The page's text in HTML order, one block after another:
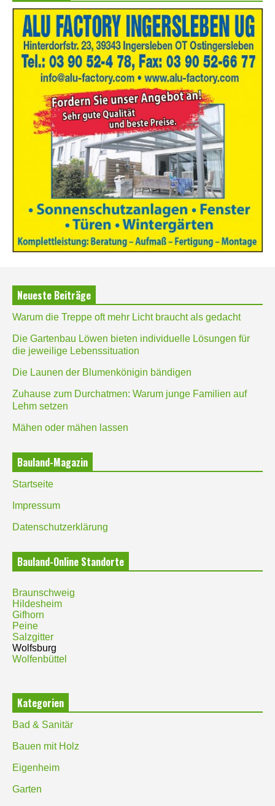
Neueste Beiträge
Warum die Treppe oft mehr Licht braucht als gedacht
Die Gartenbau Löwen bieten individuelle Lösungen für
die jeweilige Lebenssituation
Die Launen der Blumenkönigin bändigen
Zuhause zum Durchatmen: Warum junge Familien auf
Lehm setzen
Mähen oder mähen lassen
Bauland-Magazin
Startseite
Impressum
Datenschutzerklärung
Bauland-Online Standorte
Braunschweig
Hildesheim
Gifhorn
Peine
Salzgitter
Wolfsburg
Wolfenbüttel
Kategorien
Bad & Sanitär
Bauen mit Holz
Eigenheim
Garten